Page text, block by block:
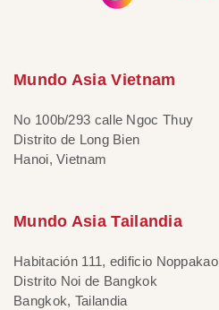
Mundo Asia Vietnam
No 100b/293 calle Ngoc Thuy
Distrito de Long Bien
Hanoi, Vietnam
Mundo Asia Tailandia
Habitación 111, edificio Noppakao
Distrito Noi de Bangkok
Bangkok, Tailandia